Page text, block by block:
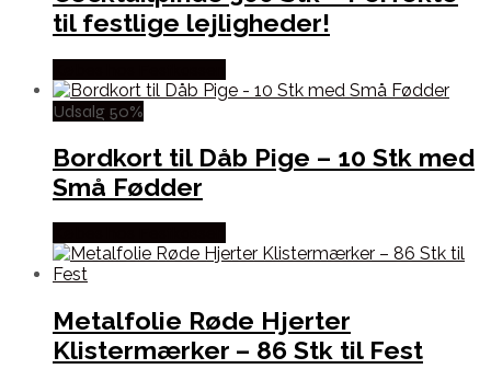
til festlige lejligheder!
Udsalg 50%
Bordkort til Dåb Pige – 10 Stk med
Små Fødder
Metalfolie Røde Hjerter
Klistermærker – 86 Stk til Fest